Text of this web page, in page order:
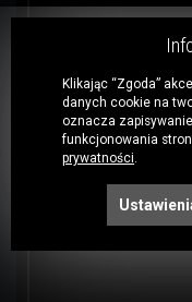
Klikając “Zgoda”
danych cookie na
oznacza
funkcjonowania
prywatności.